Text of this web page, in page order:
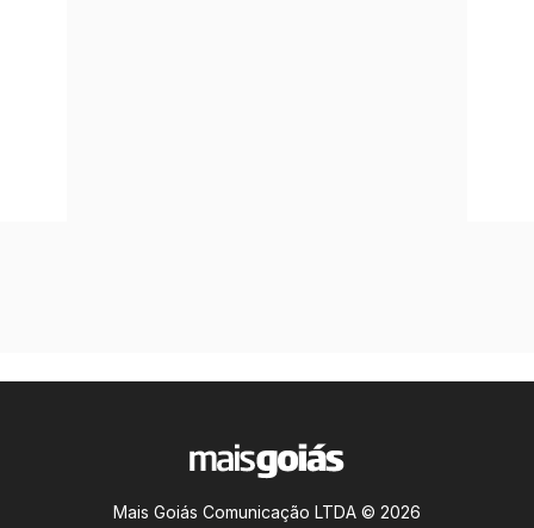
Mais Goiás Comunicação LTDA © 2026